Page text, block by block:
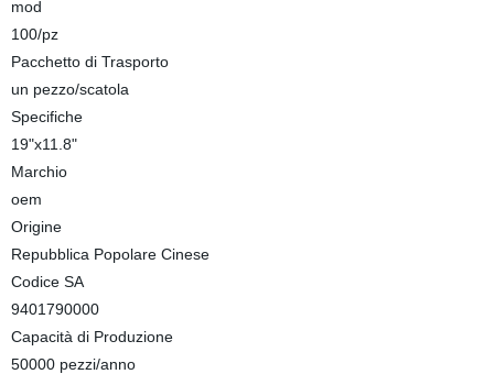
mod
100/pz
Pacchetto di Trasporto
un pezzo/scatola
Specifiche
19"x11.8"
Marchio
oem
Origine
Repubblica Popolare Cinese
Codice SA
9401790000
Capacità di Produzione
50000 pezzi/anno